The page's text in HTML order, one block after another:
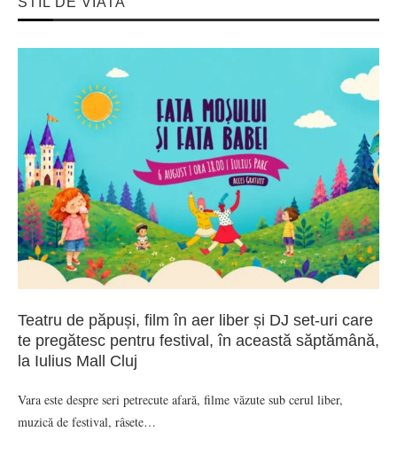
Teatru de păpuși, film în aer liber și DJ set-uri care
te pregătesc pentru festival, în această săptămână,
la Iulius Mall Cluj
Vara este despre seri petrecute afară, filme văzute sub cerul liber,
muzică de festival, râsete…